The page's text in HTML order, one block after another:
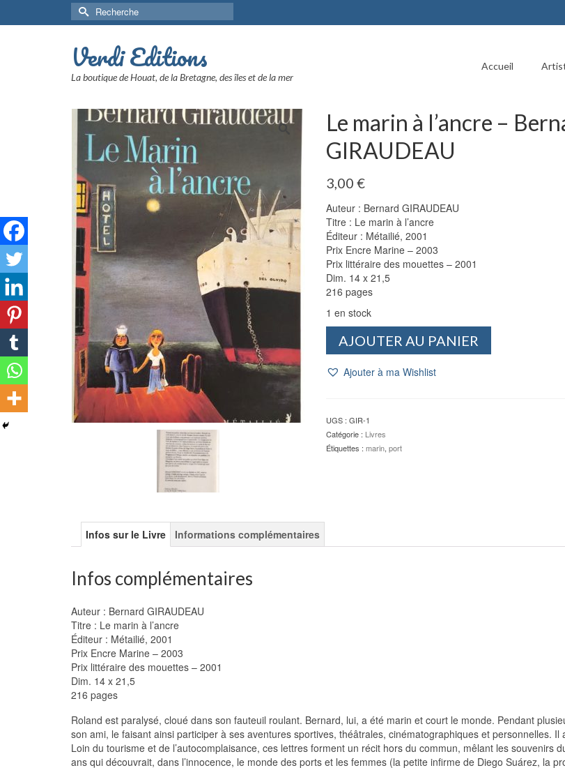
Rechercher :
Verdi Editions
La boutique de Houat, de la Bretagne, des îles et de la mer
Accueil
Le marin à l’ancre –
GIRAUDEAU
3,00 €
Auteur : Bernard GIRAUDEAU
Titre : Le marin à l’ancre
Éditeur : Métailié, 2001
Prix Encre Marine – 2003
Prix littéraire des mouettes – 2001
Dim. 14 x 21,5
216 pages
1 en stock
marin
-
Bernard
GIRAUDEAU
AJOUTER AU PANIER
Ajouter à ma Wishlist
UGS : GIR-1
Catégorie : Livres
Étiquettes : marin, port
Infos sur le Livre Informations complémentaires
Infos complémentaires
Auteur : Bernard GIRAUDEAU
Titre : Le marin à l’ancre
Éditeur : Métailié, 2001
Prix Encre Marine – 2003
Prix littéraire des mouettes – 2001
Dim. 14 x 21,5
216 pages
Roland est paralysé, cloué dans son fauteuil roulant. Bernard, lui, a été marin et court le monde. Pendant
son ami, le faisant ainsi participer à ses aventures sportives, théâtrales, cinématographiques et personnelles. Il
Loin du tourisme et de l’autocomplaisance, ces lettres forment un récit hors du commun, mêlant les souvenirs
ans qui découvrait, dans l’innocence, le monde des ports et les femmes (la petite infirme de Diego Suárez, la